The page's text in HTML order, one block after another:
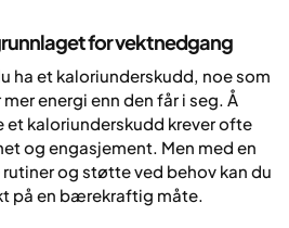
for vektnedgang
ha et kaloriunderskudd, noe som
energi enn den får i seg. Å
kaloriunderskudd krever ofte
og engasjement. Men med en
og støtte ved behov kan du
på en bærekraftig måte.